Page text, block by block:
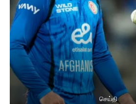
இலங்கை வந்த இளவரசிக்கு
வரவேற்பு
02:16
நான் மருத்துவராக வேண்டும்!
திறந்த கில்மிசா..
03:39
முத்து சப்பரத்தில்
கோலாகல வரவேற்பு..!!
03:05
செய்தி